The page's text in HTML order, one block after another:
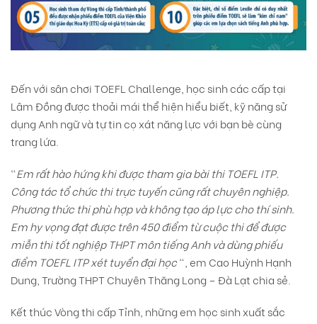
Đến với sân chơi TOEFL Challenge, học sinh các cấp tại
Lâm Đồng được thoải mái thể hiện hiểu biết, kỹ năng sử
dụng Anh ngữ và tự tin cọ xát năng lực với bạn bè cùng
trang lứa.
“Em rất hào hứng khi được tham gia bài thi TOEFL ITP.
Công tác tổ chức thi trực tuyến cũng rất chuyên nghiệp.
Phương thức thi phù hợp và không tạo áp lực cho thí sinh.
Em hy vọng đạt được trên 450 điểm từ cuộc thi để được
miễn thi tốt nghiệp THPT môn tiếng Anh và dùng phiếu
điểm TOEFL ITP xét tuyển đại học“, em Cao Huỳnh Hạnh
Dung, Trường THPT Chuyên Thăng Long – Đà Lạt chia sẻ.
Kết thúc Vòng thi cấp Tỉnh, những em học sinh xuất sắc